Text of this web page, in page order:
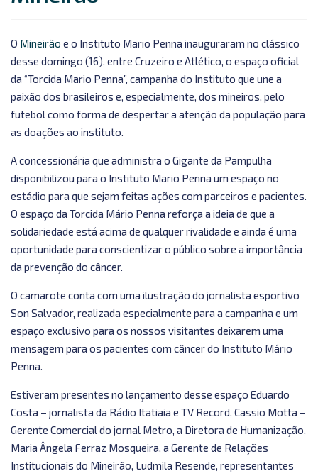
O Mineirão e o Instituto Mario Penna inauguraram no clássico
desse domingo (16), entre Cruzeiro e Atlético, o espaço oficial
da “Torcida Mario Penna”, campanha do Instituto que une a
paixão dos brasileiros e, especialmente, dos mineiros, pelo
futebol como forma de despertar a atenção da população para
as doações ao instituto.
A concessionária que administra o Gigante da Pampulha
disponibilizou para o Instituto Mario Penna um espaço no
estádio para que sejam feitas ações com parceiros e pacientes.
O espaço da Torcida Mário Penna reforça a ideia de que a
solidariedade está acima de qualquer rivalidade e ainda é uma
oportunidade para conscientizar o público sobre a importância
da prevenção do câncer.
O camarote conta com uma ilustração do jornalista esportivo
Son Salvador, realizada especialmente para a campanha e um
espaço exclusivo para os nossos visitantes deixarem uma
mensagem para os pacientes com câncer do Instituto Mário
Penna.
Estiveram presentes no lançamento desse espaço Eduardo
Costa – jornalista da Rádio Itatiaia e TV Record, Cassio Motta –
Gerente Comercial do jornal Metro, a Diretora de Humanização,
Maria Ângela Ferraz Mosqueira, a Gerente de Relações
Institucionais do Mineirão, Ludmila Resende, representantes